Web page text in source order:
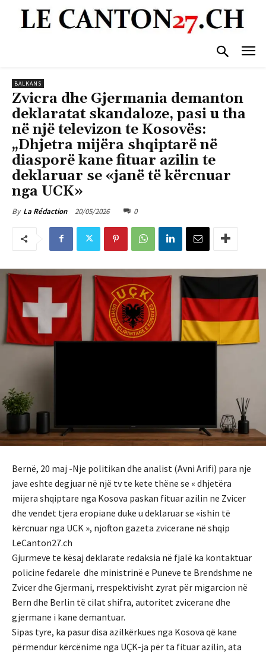
BALKANS
Zvicra dhe Gjermania demanton
deklaratat skandaloze, pasi u tha
në një televizon te Kosovës:
„Dhjetra mijëra shqiptarë në
diasporë kane fituar azilin te
deklaruar se «janë të kërcnuar
nga UCK»
By La Rédaction 20/05/2026 0
Bernë, 20 maj -Nje politikan dhe analist (Avni Arifi) para nje
jave eshte degjuar në një tv te kete thëne se « dhjetëra
mijera shqiptare nga Kosova paskan fituar azilin ne Zvicer
dhe vendet tjera eropiane duke u deklaruar se «ishin të
kërcnuar nga UCK », njofton gazeta zvicerane në shqip
LeCanton27.ch
Gjurmeve te kësaj deklarate redaksia në fjalë ka kontaktuar
policine fedarele dhe ministrinë e Puneve te Brendshme ne
Zvicer dhe Gjermani, rrespektivisht zyrat për migarcion në
Bern dhe Berlin të cilat shifra, autoritet zvicerane dhe
gjermane i kane demantuar.
Sipas tyre, ka pasur disa azilkërkues nga Kosova që kane
përmendur kërcënime nga UÇK-ja për ta fituar azilin, ata